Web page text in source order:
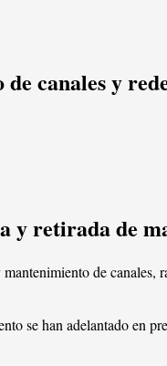
canales y
retirada de
de canales,
se han adelantado en